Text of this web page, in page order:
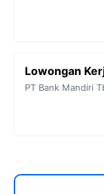
Lowongan
PT Bank Mandiri